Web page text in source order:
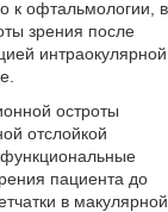
к офтальмологии, в
зрения после
интраокулярной
остроты
отслойкой
пациента до
в макулярной